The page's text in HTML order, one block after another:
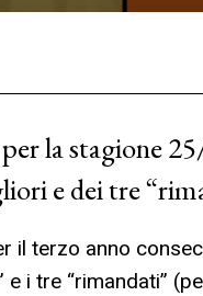
la stagione
e dei tre
il terzo anno
e i tre “rimandati”